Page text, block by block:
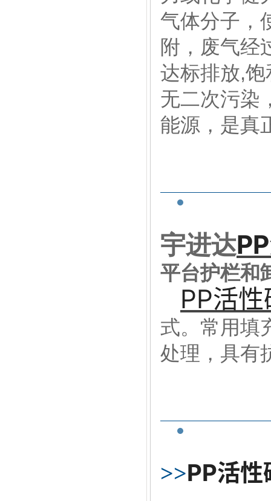
气体分子，
附，废气经
达标排放,
无二次污染
能源，是真
宇进达
平台护栏和
PP活
式。常用填
处理，具
>>PP活性